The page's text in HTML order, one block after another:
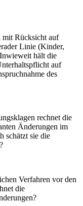
mit Rücksicht auf
Linie (Kinder,
hält die
auf
des
rechnet die
Änderungen im
schätzt sie die
Verfahren vor den
die